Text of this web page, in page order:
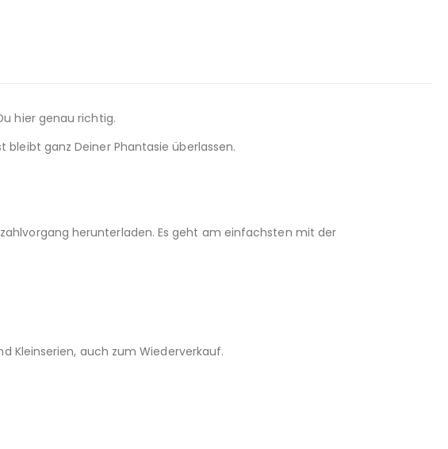
hier genau richtig.
bleibt ganz Deiner Phantasie überlassen.
herunterladen. Es geht am einfachsten mit der
Kleinserien, auch zum Wiederverkauf.